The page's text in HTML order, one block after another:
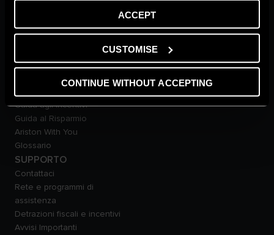
ACCEPT
CUSTOMISE
CONTINUE WITHOUT ACCEPTING
Carriere
THE COMFORT WAY
Ambiente
Consigli e Soluzioni
Guida agli Incentivi
Guida al Risparmio
Ariston With You
Glossario
SUPPORTO
Contattaci
Rete e programmi di
assistenza
Detrazioni fiscali e incentivi
Avvisi Importanti